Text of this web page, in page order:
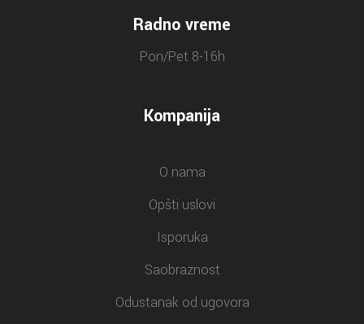
Radno vreme
Pon/Pet 8-16h
Kompanija
O nama
Opšti uslovi
Isporuka
Saobraznost
Odustanak od ugovora